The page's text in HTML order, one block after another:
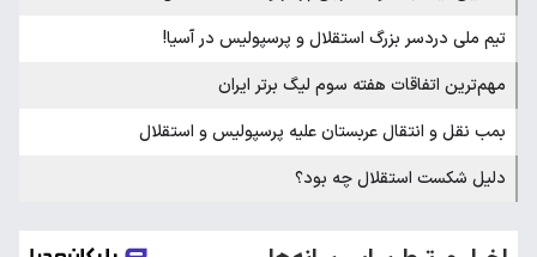
تیم ملی دردسر بزرگ استقلال و پرسپولیس در آسیا!
مهم‌ترین اتفاقات هفته سوم لیگ برتر ایران
بمب نقل و انتقال عربستان علیه پرسپولیس و استقلال
دلیل شکست استقلال چه بود؟